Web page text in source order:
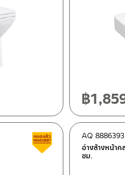
฿
Clearance sale
อ่างล้างหน้า
ซม.
AQ 8886393